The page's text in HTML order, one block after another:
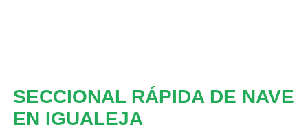
SECCIONAL RÁPIDA DE NAVE
EN IGUALEJA